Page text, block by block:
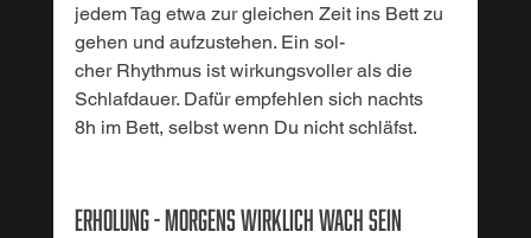
jedem Tag etwa zur gleichen Zeit ins Bett zu
gehen und aufzustehen. Ein sol-
cher Rhythmus ist wirkungsvoller als die
Schlafdauer. Dafür empfehlen sich nachts
8h im Bett, selbst wenn Du nicht schläfst.
Erholung - Morgens wirklich wach sein